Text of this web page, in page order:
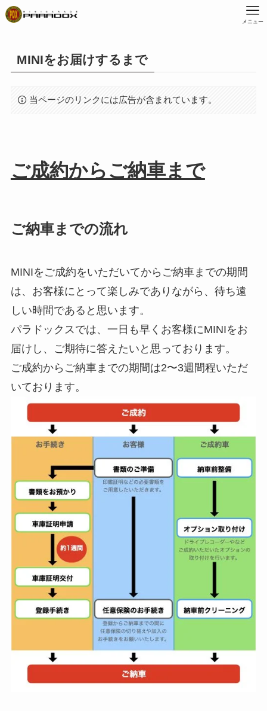
メニュー
MINIをお届けするまで
当ページのリンクには広告が含まれています。
ご成約からご納車まで
ご納車までの流れ
MINIをご成約をいただいてからご納車までの期間
は、お客様にとって楽しみでありながら、待ち遠
しい時間であると思います。
パラドックスでは、一日も早くお客様にMINIをお
届けし、ご期待に答えたいと思っております。
ご成約からご納車までの期間は2〜3週間程いただ
いております。